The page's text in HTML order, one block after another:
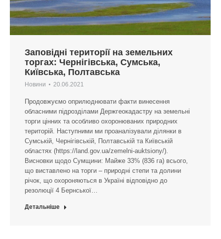
Заповідні території на земельних
торгах: Чернігівська, Сумська,
Київська, Полтавська
Новини 20.06.2021
Продовжуємо оприлюднювати факти винесення
обласними підрозділами Держгеокадастру на земельні
торги цінних та особливо охоронюваних природних
територій. Наступними ми проаналізували ділянки в
Сумській, Чернігівській, Полтавській та Київській
областях (https://land.gov.ua/zemelni-auktsiony/).
Висновки щодо Сумщини: Майже 33% (836 га) всього,
що виставлено на торги – природні степи та долини
річок, що охороняються в Україні відповідно до
резолюції 4 Бернської…
Детальніше